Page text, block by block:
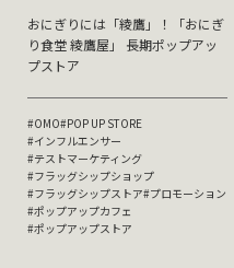
おにぎりには「綾鷹」！「おにぎ
り食堂 綾鷹屋」 長期ポップアッ
プストア
#OMO#POP UP STORE
#インフルエンサー
#テストマーケティング
#フラッグシップショップ
#フラッグシップストア#プロモーション
#ポップアップカフェ
#ポップアップストア